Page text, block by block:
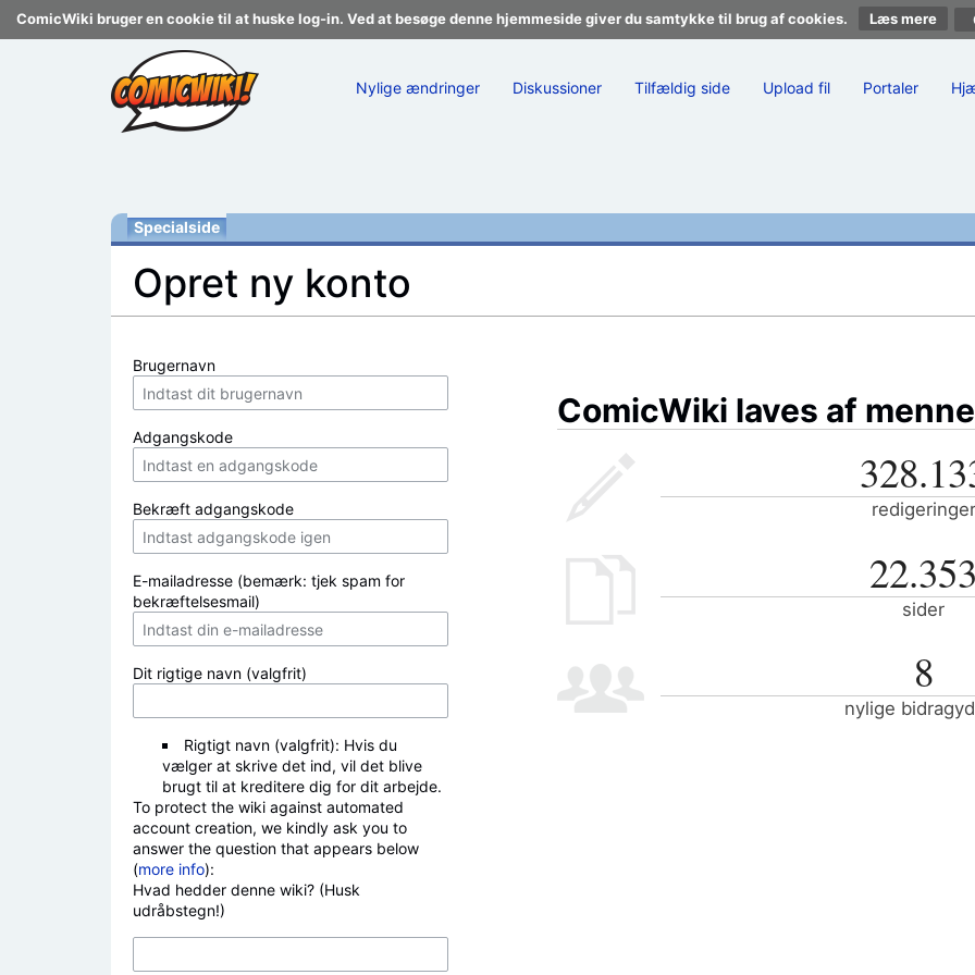
ComicWiki bruger en cookie til at huske log-in. Ved at besøge denne hjemmeside giver du samtykke til brug af cookies. Læs mere
Nylige ændringer Diskussioner Tilfældig side Upload fil Portaler
Specialside
Opret ny konto
Brugernavn
Adgangskode
Bekræft adgangskode
E-mailadresse (bemærk: tjek spam for
bekræftelsesmail)
Dit rigtige navn (valgfrit)
Rigtigt navn (valgfrit): Hvis du
vælger at skrive det ind, vil det blive
brugt til at kreditere dig for dit arbejde.
To protect the wiki against automated
account creation, we kindly ask you to
answer the question that appears below
(more info):
Hvad hedder denne wiki? (Husk
udråbstegn!)
ComicWiki laves af
redigeringer
22.353
sider
8
nylige